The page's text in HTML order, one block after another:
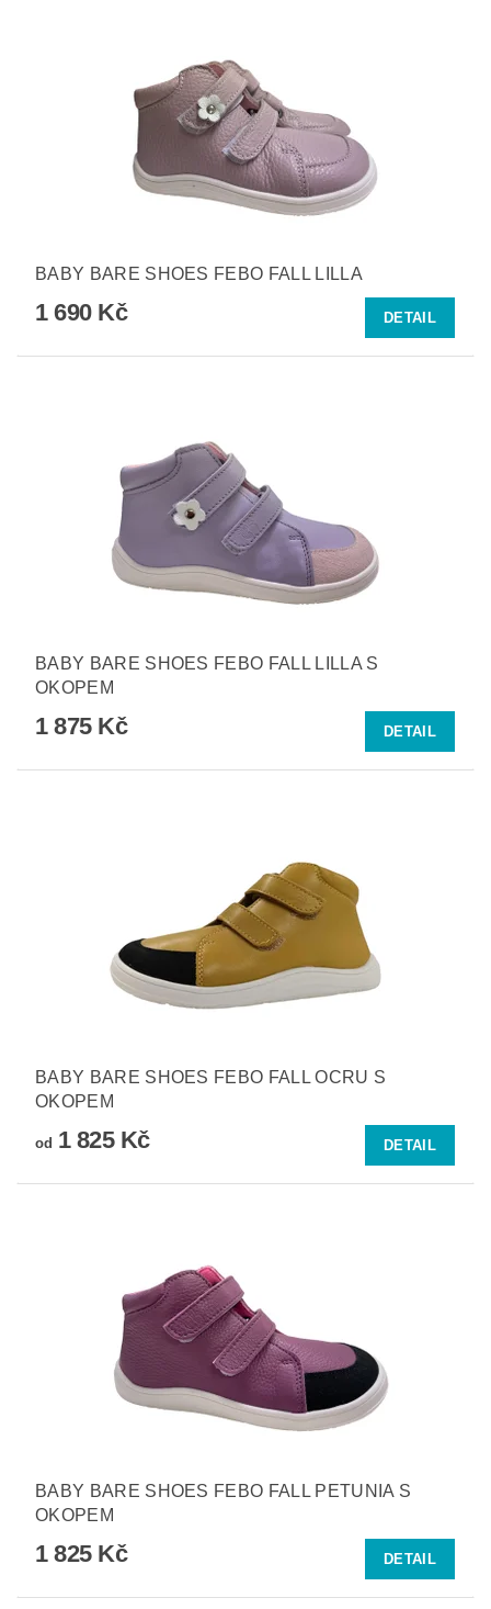
BABY BARE SHOES FEBO FALL LILLA
1 690 Kč DETAIL
BABY BARE SHOES FEBO FALL LILLA S
OKOPEM
1 875 Kč DETAIL
BABY BARE SHOES FEBO FALL OCRU S
OKOPEM
od 1 825 Kč DETAIL
BABY BARE SHOES FEBO FALL PETUNIA S
OKOPEM
1 825 Kč DETAIL